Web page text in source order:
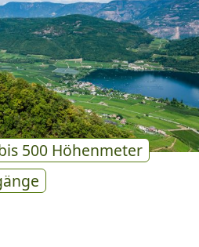
500 Höhenmeter